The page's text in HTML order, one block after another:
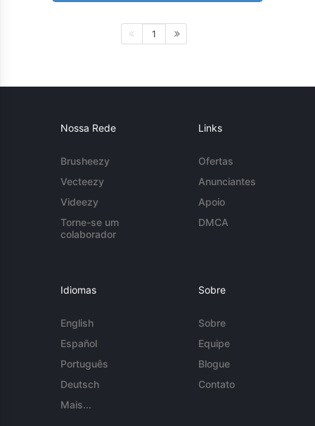
1
Nossa Rede
Brusheezy
Vecteezy
Videezy
Torne-se um
colaborador
Links
Ofertas
Anunciantes
Apoio
DMCA
Idiomas
English
Español
Português
Deutsch
Mais...
Sobre
Sobre
Equipe
Blogue
Contato